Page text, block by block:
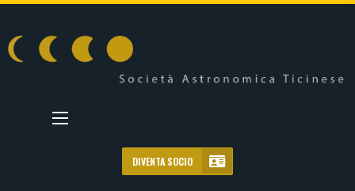
DIVENTA SOCIO